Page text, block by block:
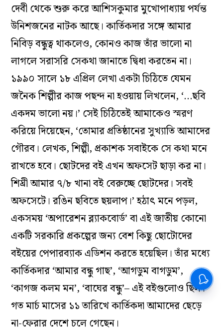
দেবী থেকে শুরু করে আশিসকুমার মুখোপাধ্যায় পর্যন্ত
উনিশজনের নাটক আছে। কার্তিকদার সঙ্গে আমার
নিবিড় বন্ধুত্ব থাকলেও, কোনও কাজ তাঁর ভালো না
লাগলে সরাসরি সেকথা জানাতে দ্বিধা করতেন না।
১৯৯০ সালে ১৮ এপ্রিল লেখা একটা চিঠিতে যেমন
জনৈক শিল্পীর কাজ পছন্দ না হওয়ায় লিখলেন, ‘…ছবি
একদম ভালো নয়।’ সেই চিঠিতেই আমাকেও স্মরণ
করিয়ে দিয়েছেন, ‘তোমার প্রতিষ্ঠানের সুখ্যাতি আমাদের
গৌরব। লেখক, শিল্পী, প্রকাশক সবাইকে সে কথা মনে
রাখতে হবে। ছোটদের বই এখন অফসেট ছাড়া কর না।
শিঘ্রী আমার ৭/৮ খানা বই বেরুচ্ছে ছোটদের। সবই
অফসেটে। রঙিন ছবিতে ছয়লাপ।’ হঠাৎ মনে পড়ল,
একসময় ‘অপারেশন ব্ল্যাকবোর্ড’ বা এই জাতীয় কোনো
একটি সরকারি প্রকল্পের জন্য বেশ কিছু ছোটোদের
বইয়ের পেপারব্যাক এডিশন করতে হয়েছিল। তাঁর মধ্যে
কার্তিকদার ‘আমার বন্ধু গাছ’, ‘আগডুম বাগডুম’,
‘কাগজ কলম মন’, ‘বাঘের বন্ধু’– এই বইগুলোও ছিল।
গত মার্চ মাসের ১১ তারিখে কার্তিকদা আমাদের ছেড়ে
না-ফেরার দেশে চলে গেছেন।